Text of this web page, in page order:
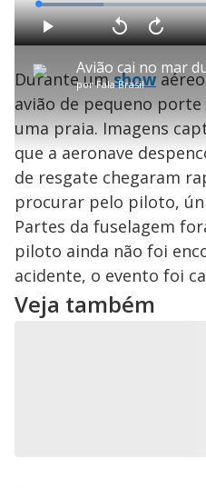
Opens in new window
l
a
y
porFala Brasil
P V
t
a
r
0
e
g
n
d
s
A
n
ç
a
1
s
e
u
n
o
M
u
o
L
o
a
d
e
2
.
8
7
Durante umshow
avião de pequeno
uma praia. Imagens
que a aeronave
de resgate chegaram
procurar pelo piloto,
Partes da fuselagem
piloto ainda não foi
acidente, o evento foi
Veja também